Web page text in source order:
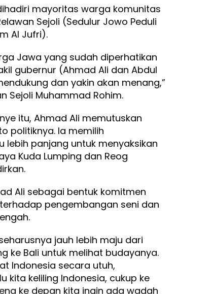
mayoritas warga komunitas
Sejoli (Sedulur Jowo Peduli
Al Jufri).
Jawa yang sudah diperhatikan
gubernur (Ahmad Ali dan Abdul
dan yakin akan menang,”
Sejoli Muhammad Rohim.
itu, Ahmad Ali memutuskan
politiknya. Ia memilih
lebih panjang untuk menyaksikan
Kuda Lumping dan Reog
Ali sebagai bentuk komitmen
pengembangan seni dan
jauh lebih maju dari
ke Bali untuk melihat budayanya.
Indonesia secara utuh,
kita keliling Indonesia, cukup ke
ke depan kita ingin ada wadah